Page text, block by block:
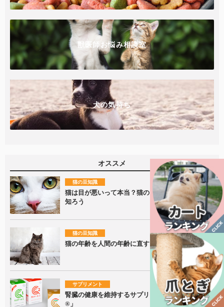
獣医師お悩み相談室
犬の気持ち
オススメ
猫の豆知識
猫は目が悪いって本当？猫の目の仕組みについて
知ろう
猫の豆知識
猫の年齢を人間の年齢に直すとどれくらい？
サプリメント
腎臓の健康を維持するサプリメント「カリナール
®」